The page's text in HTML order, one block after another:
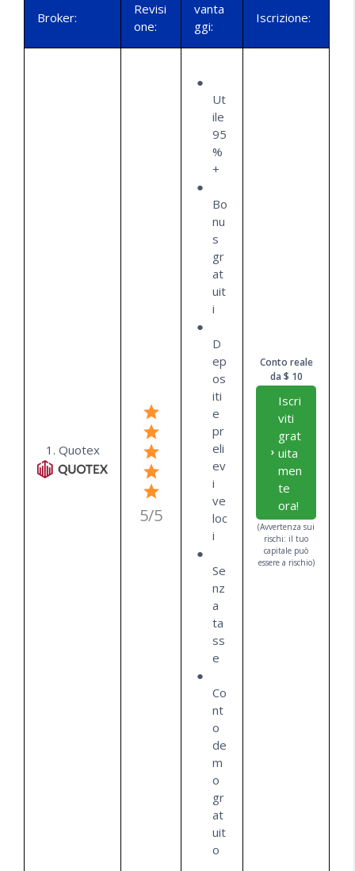
Broker:
Revisi
one:
vanta
ggi:
Iscrizione:
1. Quotex
5/5
Ut
ile
95
%
+
Bo
nu
s
gr
at
uit
i
D
ep
os
iti
e
pr
eli
ev
i
ve
loc
i
Se
nz
a
ta
ss
e
Co
nt
o
de
m
o
gr
at
uit
o
Conto reale
da $ 10
Iscri
viti
grat
uita
men
te
ora!
(Avvertenza sui
rischi: il tuo
capitale può
essere a rischio)